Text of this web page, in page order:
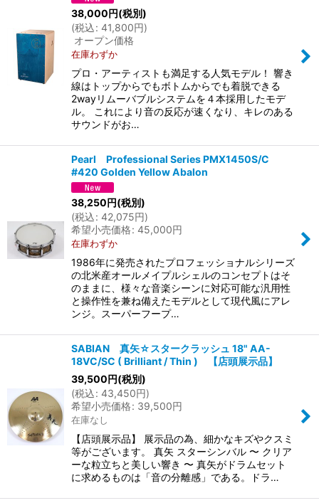
38,000円(税別)
(税込: 41,800円)
オープン価格
在庫わずか
プロ・アーティストも満足する人気モデル！ 響き
線はトップからでもボトムからでも着脱できる
2wayリムーバブルシステムを４本採用したモデ
ル。 これにより音の反応が速くなり、キレのある
サウンドがお…
Pearl Professional Series PMX1450S/C
#420 Golden Yellow Abalon
38,250円(税別)
(税込: 42,075円)
希望小売価格: 45,000円
在庫わずか
1986年に発売されたプロフェッショナルシリーズ
の北米産オールメイプルシェルのコンセプトはそ
のままに、様々な音楽シーンに対応可能な汎用性
と操作性を兼ね備えたモデルとして現代風にアレ
ンジ。スーパーフープ…
SABIAN 真矢☆スタークラッシュ 18" AA-
18VC/SC ( Brilliant / Thin ) 【店頭展示品】
39,500円(税別)
(税込: 43,450円)
希望小売価格: 39,500円
在庫なし
【店頭展示品】 展示品の為、細かなキズやクスミ
等がございます。 真矢 スターシンバル 〜 クリア
ーな粒立ちと美しい響き 〜 真矢がドラムセット
に求めるものは「音の分離感」である。ドラ…